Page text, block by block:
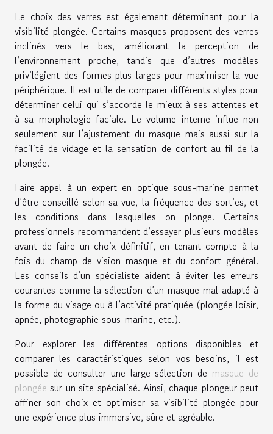
Le choix des verres est également déterminant pour la
visibilité plongée. Certains masques proposent des verres
inclinés vers le bas, améliorant la perception de
l’environnement proche, tandis que d’autres modèles
privilégient des formes plus larges pour maximiser la vue
périphérique. Il est utile de comparer différents styles pour
déterminer celui qui s’accorde le mieux à ses attentes et
à sa morphologie faciale. Le volume interne influe non
seulement sur l’ajustement du masque mais aussi sur la
facilité de vidage et la sensation de confort au fil de la
plongée.
Faire appel à un expert en optique sous-marine permet
d’être conseillé selon sa vue, la fréquence des sorties, et
les conditions dans lesquelles on plonge. Certains
professionnels recommandent d’essayer plusieurs modèles
avant de faire un choix définitif, en tenant compte à la
fois du champ de vision masque et du confort général.
Les conseils d’un spécialiste aident à éviter les erreurs
courantes comme la sélection d’un masque mal adapté à
la forme du visage ou à l’activité pratiquée (plongée loisir,
apnée, photographie sous-marine, etc.).
Pour explorer les différentes options disponibles et
comparer les caractéristiques selon vos besoins, il est
possible de consulter une large sélection de masque de
plongée sur un site spécialisé. Ainsi, chaque plongeur peut
affiner son choix et optimiser sa visibilité plongée pour
une expérience plus immersive, sûre et agréable.